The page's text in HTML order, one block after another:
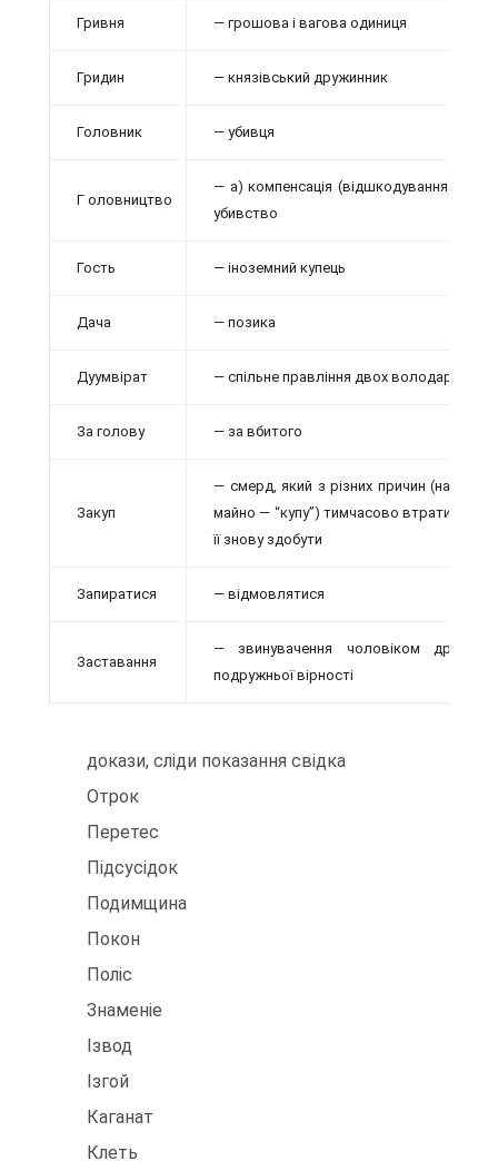
Гривня — грошова і вагова одиниця
Гридин — князівський дружинник
Головник — убивця
Г оловництво
— а) компенсація (відшкодування)
убивство
Гость — іноземний купець
Дача — позика
Дуумвірат — спільне правління двох володарів
За голову — за вбитого
Закуп
— смерд, який з різних причин
майно — “купу”) тимчасово втратив
її знову здобути
Запиратися — відмовлятися
Заставання
— звинувачення чоловіком
подружньої вірності
докази, сліди показання свідка
Отрок
Перетес
Підсусідок
Подимщина
Покон
Поліс
Знаменіе
Ізвод
Ізгой
Каганат
Клеть